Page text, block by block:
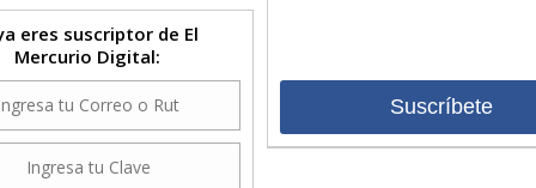
eres suscriptor de El
Mercurio Digital:
Suscríbete
no supo aprovechar a Marta Blanco".